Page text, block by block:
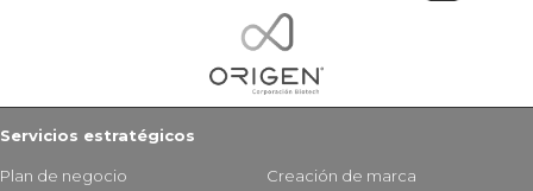
Servicios estratégicos
Plan de negocio
Creación de marca